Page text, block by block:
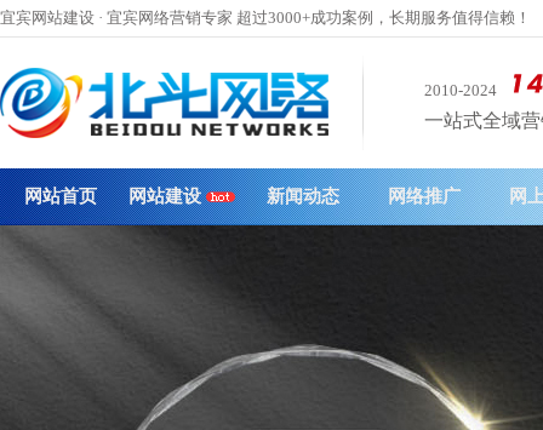
宜宾网站建设 · 宜宾网络营销专家 超过3000+成功案例，长期服务值得信赖！
2010-2024
一站式全域营
网站首页 网站建设 新闻动态 网络推广 网